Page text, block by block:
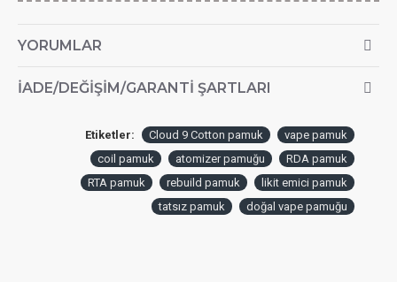
YORUMLAR
İADE/DEĞIŞIM/GARANTI ŞARTLARI
Etiketler: Cloud 9 Cotton pamuk
vape pamuk
coil pamuk
atomizer pamuğu
RDA pamuk
RTA pamuk
rebuild pamuk
likit emici pamuk
tatsız pamuk
doğal vape pamuğu